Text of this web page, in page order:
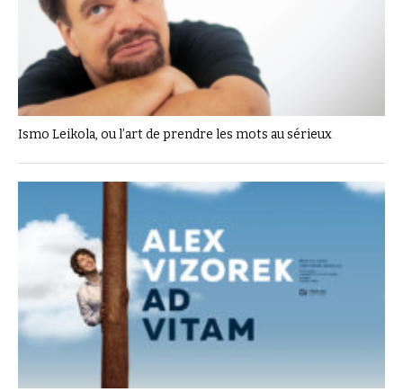
Ismo Leikola, ou l’art de prendre les mots au sérieux